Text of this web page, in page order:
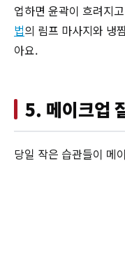
업하면 윤곽이 흐려지
법의 림프 마사지와 냉
아요.
5. 메이크업
당일 작은 습관들이 메